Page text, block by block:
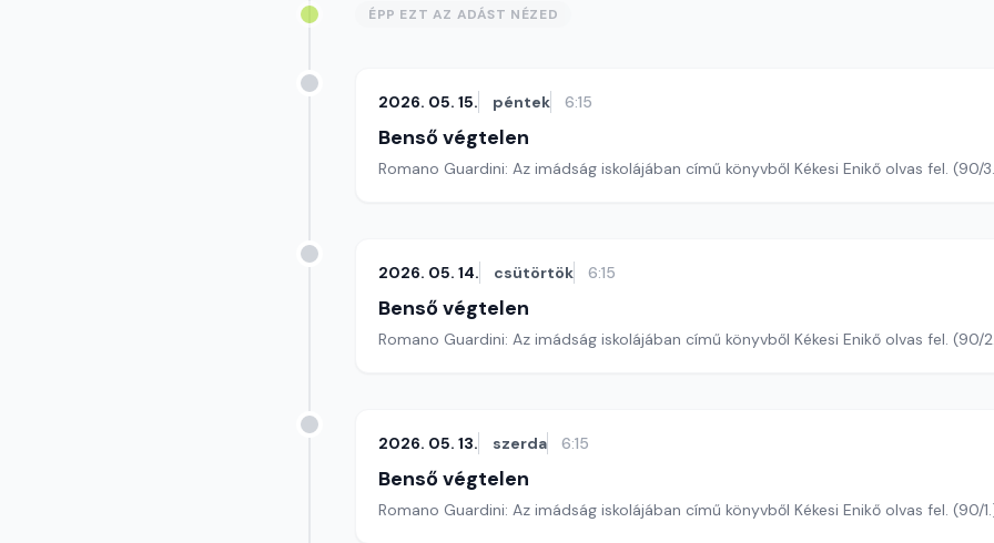
ÉPP EZT AZ ADÁST NÉZED
2026. 05. 15. péntek 6:15
Benső végtelen
Romano Guardini: Az imádság iskolájában című könyvből Kékesi
2026. 05. 14. csütörtök 6:15
Benső végtelen
Romano Guardini: Az imádság iskolájában című könyvből Kékesi
2026. 05. 13. szerda 6:15
Benső végtelen
Romano Guardini: Az imádság iskolájában című könyvből Kékesi Enikő